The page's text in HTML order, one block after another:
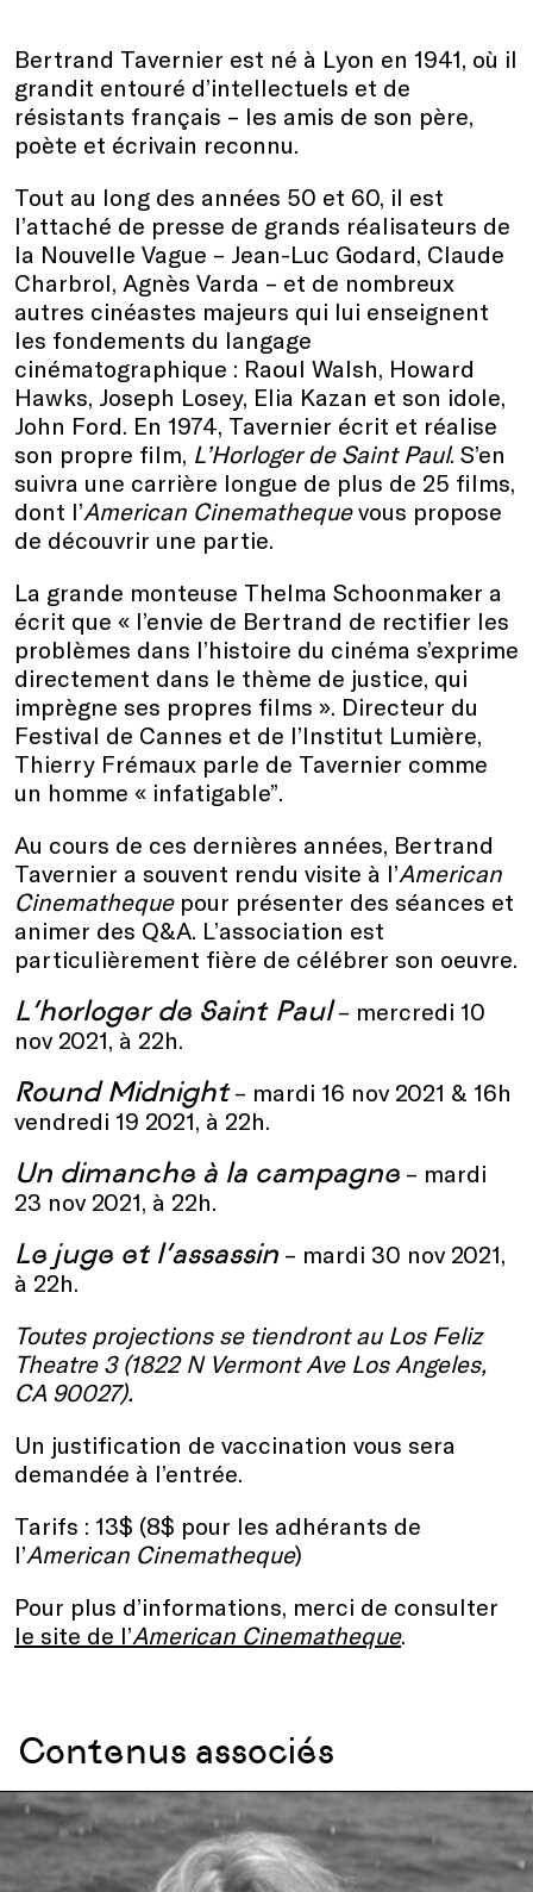
Bertrand Tavernier est né à Lyon en 1941, où il
grandit entouré d’intellectuels et de
résistants français – les amis de son père,
poète et écrivain reconnu.
Tout au long des années 50 et 60, il est
l’attaché de presse de grands réalisateurs de
la Nouvelle Vague – Jean-Luc Godard, Claude
Charbrol, Agnès Varda – et de nombreux
autres cinéastes majeurs qui lui enseignent
les fondements du langage
cinématographique : Raoul Walsh, Howard
Hawks, Joseph Losey, Elia Kazan et son idole,
John Ford. En 1974, Tavernier écrit et réalise
son propre film, L’Horloger de Saint Paul. S’en
suivra une carrière longue de plus de 25 films,
dont l’American Cinemathequevous propose
de découvrir une partie.
La grande monteuse Thelma Schoonmaker a
écrit que « l’envie de Bertrand de rectifier les
problèmes dans l’histoire du cinéma s’exprime
directement dans le thème de justice, qui
imprègne ses propres films ». Directeur du
Festival de Cannes et de l’Institut Lumière,
Thierry Frémaux parle de Tavernier comme
un homme « infatigable”.
Au cours de ces dernières années, Bertrand
Tavernier a souvent rendu visite à l’American
Cinematheque pour présenter des séances et
animer des Q&A. L’association est
particulièrement fière de célébrer son oeuvre.
L’horloger de Saint Paul – mercredi 10
nov 2021, à 22h.
Round Midnight – mardi 16 nov 2021 & 16h
vendredi 19 2021, à 22h.
Un dimanche à la campagne– mardi
23 nov 2021, à 22h.
Le juge et l’assassin – mardi 30 nov 2021,
à 22h.
Toutes projections se tiendront au Los Feliz
Theatre 3 (1822 N Vermont Ave Los Angeles,
CA 90027).
Un justification de vaccination vous sera
demandée à l’entrée.
Tarifs : 13$ (8$ pour les adhérants de
l’American Cinematheque)
Pour plus d’informations, merci de consulter
le site de l’American Cinematheque.
Contenus associés